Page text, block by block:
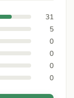
31
5
0
0
0
0